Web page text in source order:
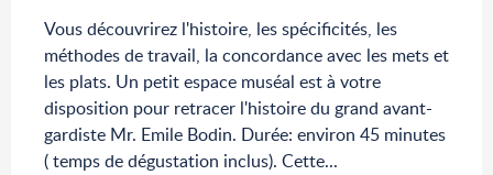
Vous découvrirez l'histoire, les spécificités, les
méthodes de travail, la concordance avec les mets et
les plats. Un petit espace muséal est à votre
disposition pour retracer l'histoire du grand avant-
gardiste Mr. Emile Bodin. Durée: environ 45 minutes
( temps de dégustation inclus). Cette...